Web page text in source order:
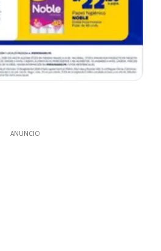
ANUNCIO